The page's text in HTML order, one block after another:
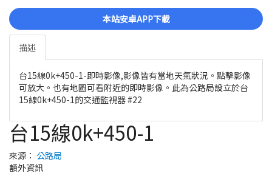
本站安卓APP下載
描述
台15線0k+450-1-即時影像,影像皆有當地天氣狀況。點擊影像
可放大。也有地圖可看附近的即時影像。此為公路局設立於台
15線0k+450-1的交通監視器 #22
台15線0k+450-1
來源： 公路局
額外資訊